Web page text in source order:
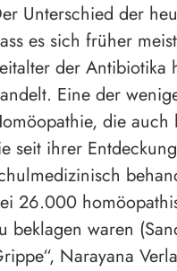
Unterschied der
es sich früher
der Antibiotika
Eine der
die
seit ihrer
26.000
beklagen waren
Narayana